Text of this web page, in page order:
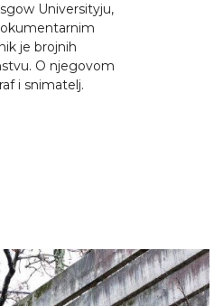
Universityju,
je brojnih
O njegovom
i snimatelj.